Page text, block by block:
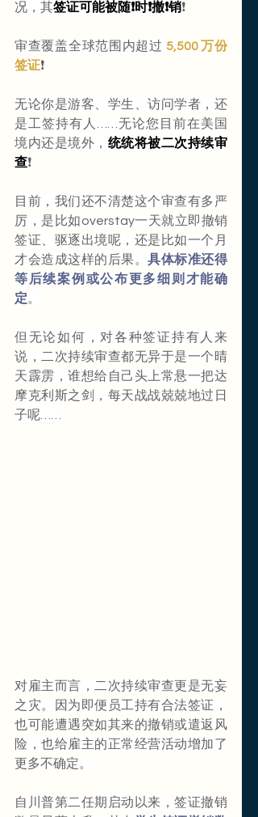
况，其签证可能被随❗️时❗️撤❗️销❗️
审查覆盖全球范围内超过 5,500 万份
签证❗️
无论你是游客、学生、访问学者，还
是工签持有人……无论您目前在美国
境内还是境外， 统统将被二次持续审
查❗️
目前，我们还不清楚这个审查有多严
厉，是比如overstay一天就立即撤销
签证、驱逐出境呢，还是比如一个月
才会造成这样的后果。具体标准还得
等后续案例或公布更多细则才能确
定。
但无论如何，对各种签证持有人来
说，二次持续审查都无异于是一个晴
天霹雳，谁想给自己头上常悬一把达
摩克利斯之剑，每天战战兢兢地过日
子呢……
对雇主而言，二次持续审查更是无妄
之灾。因为即便员工持有合法签证，
也可能遭遇突如其来的撤销或遣返风
险，也给雇主的正常经营活动增加了
更多不确定。
自川普第二任期启动以来，签证撤销